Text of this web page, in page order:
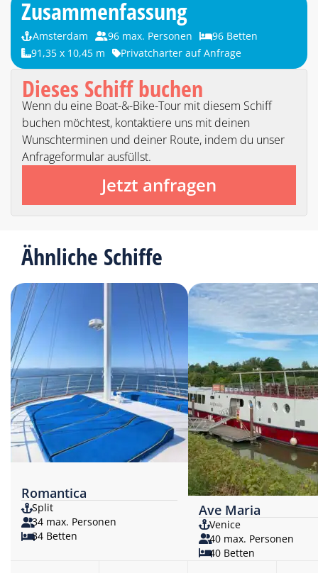
Zusammenfassung
Amsterdam 96 max. Personen
96 Betten
91,35 x 10,45 m
Privatcharter auf Anfrage
Dieses Schiff buchen
Wenn du eine Boat-&-Bike-Tour mit diesem Schiff
buchen möchtest, kontaktiere uns mit deinen
Wunschterminen und deiner Route, indem du unser
Anfrageformular ausfüllst.
Jetzt anfragen
Ähnliche Schiffe
Romantica
Split
34 max. Personen
34 Betten
Ave Maria
Venice
40 max. Personen
40 Betten